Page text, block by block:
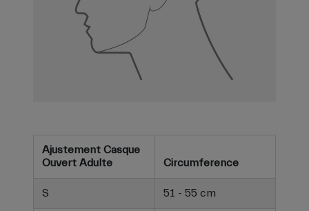
Ajustement Casque
Ouvert Adulte
Circumference
S 51 - 55 cm